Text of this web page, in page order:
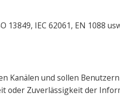
IEC 62061, EN 1088
und sollen
oder Zuverlässigkeit der